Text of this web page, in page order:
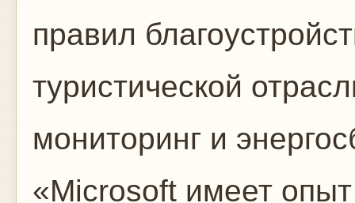
правил
туристической
мониторинг и
«Microsoft имеет